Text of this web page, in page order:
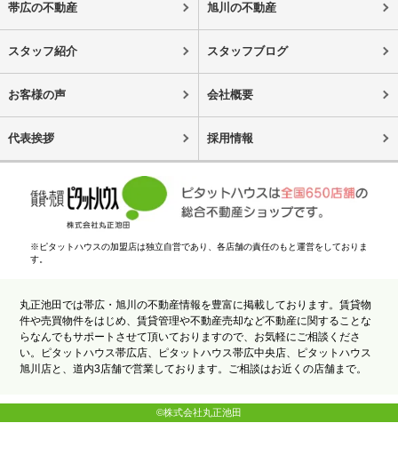
帯広の不動産 旭川の不動産
スタッフ紹介 スタッフブログ
お客様の声 会社概要
代表挨拶 採用情報
※ピタットハウスの加盟店は独立自営であり、各店舗の責任のもと運営をしておりま
す。
丸正池田では帯広・旭川の不動産情報を豊富に掲載しております。賃貸物
件や売買物件をはじめ、賃貸管理や不動産売却など不動産に関することな
らなんでもサポートさせて頂いておりますので、お気軽にご相談くださ
い。ピタットハウス帯広店、ピタットハウス帯広中央店、ピタットハウス
旭川店と、道内3店舗で営業しております。ご相談はお近くの店舗まで。
©株式会社丸正池田